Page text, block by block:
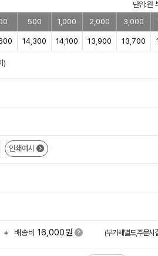
단위: 원
500 1,000 2,000 3,000
14,300 14,100 13,900 13,700
)
인쇄예시
+ 배송비 16,000원 (부가세별도,주문시